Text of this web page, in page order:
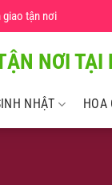
giao tận nơi
NƠI TẠI
NHẬT HOA